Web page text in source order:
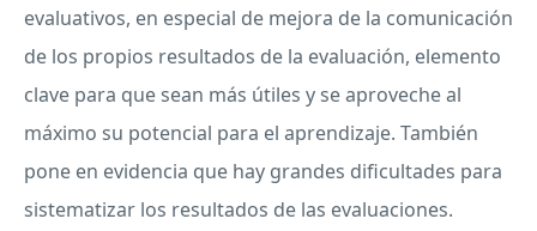
evaluativos, en especial de mejora de la comunicación
de los propios resultados de la evaluación, elemento
clave para que sean más útiles y se aproveche al
máximo su potencial para el aprendizaje. También
pone en evidencia que hay grandes dificultades para
sistematizar los resultados de las evaluaciones.